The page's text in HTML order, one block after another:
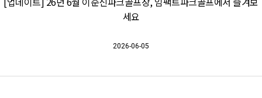
세요
2026-06-05